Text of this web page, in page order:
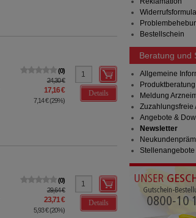
0
24,30 €
17,16 €
7,14 €(29%)
Details
0
29,64 €
23,71 €
5,93 €(20%)
Details
Bestellschein
Beratung und
Allgemeine
Produktberatung
Meldung
Zuzahlungsfreie
Angebote &
Newsletter
Stellenangebote